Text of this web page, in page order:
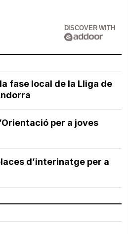
DISCOVER WITH
fase local de la Lliga de
per a joves
d’interinatge per a